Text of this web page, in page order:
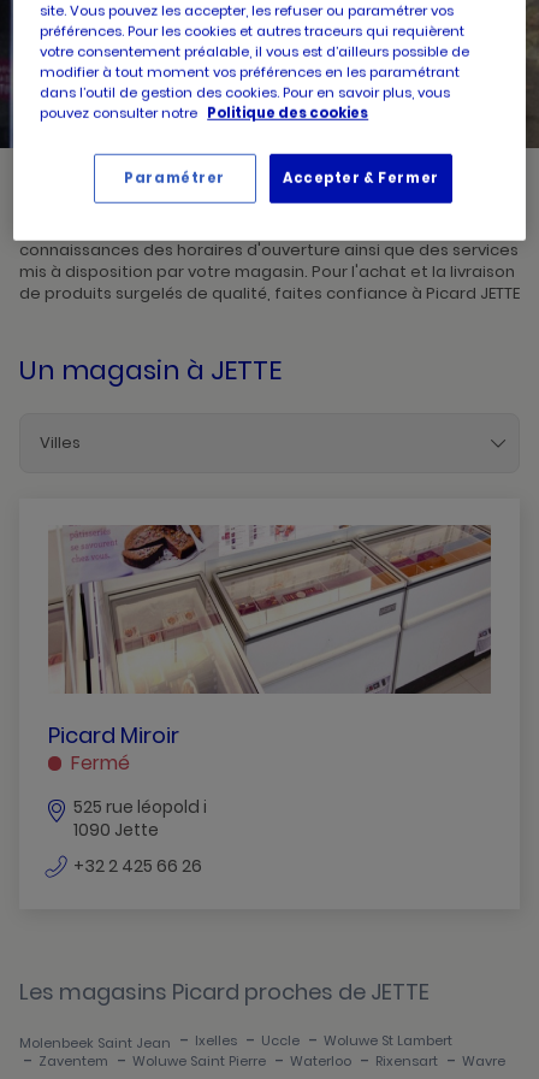
RECHERCHERUN
DE
VENTE
PICARD
Picard, créateur de saveurs et commerçant de proximité, vous
connaissances des horaires d'ouverture ainsi que des services
mis à disposition par votre magasin. Pour l'achat et la livraison
de produits surgelés de qualité, faites confiance à Picard JETTE
Un magasin à JETTE
Villes
PICARD
MIROIR
Picard Miroir
Fermé
525 rue léopold i
1090 Jette
+32 2 425 66 26
Les magasins Picard proches de JETTE
Molenbeek Saint Jean - Ixelles - Uccle - Woluwe St Lambert
- Zaventem - Woluwe Saint Pierre - Waterloo - Rixensart - Wavre
site. Vous pouvez les accepter, les refuser ou paramétrer vos
préférences. Pour les cookies et autres traceurs qui requièrent
votre consentement préalable, il vous est d’ailleurs possible de
modifier à tout moment vos préférences en les paramétrant
dans l’outil de gestion des cookies. Pour en savoir plus, vous
pouvez consulter notre Politique des cookies
Accepter & Fermer
Paramétrer